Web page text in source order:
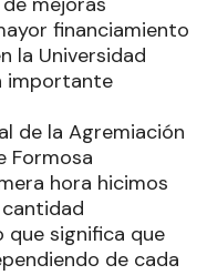
financiamiento
la Universidad
importante
de la Agremiación
Formosa
hora hicimos
que significa que
de cada